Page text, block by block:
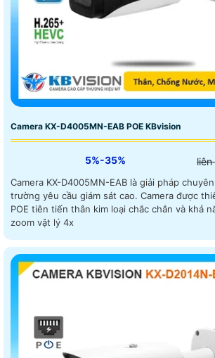
Camera KX-D4005MN-EAB POE KBvision
5%-35% liên
Camera KX-D4005MN-EAB là giải pháp
trường yêu cầu giám sát cao. Camera được thiết kế với công nghệ
POE tiên tiến thân kim loại chắc chắn và khả
zoom vật lý 4x